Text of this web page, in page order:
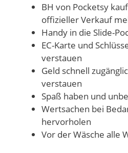
BH von Pocketsy
offizieller Verkauf
Handy in die Slide-
EC-Karte und
verstauen
Geld schnell
verstauen
Spaß haben und
Wertsachen bei
hervorholen
Vor der Wäsche alle